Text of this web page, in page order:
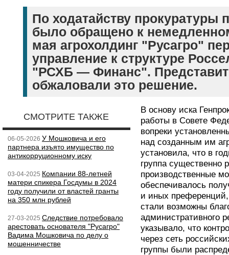
По ходатайству прокуратуры
было обращено к
мая агрохолдинг "Русагро"
управление к структуре
"РСХБ — Финанс".
обжаловали это решение.
СМОТРИТЕ ТАКЖЕ
06-05-2026 У Мошковича и его
партнера изъято имущество по
антикорруционному иску
03-04-2025 Компании 88-летней
матери спикера Госдумы в 2024
году получили от властей гранты
на 350 млн рублей
27-03-2025 Следствие потребовало
арестовать основателя "Русагро"
Вадима Мошковича по делу о
мошенничестве
В основу иска
работы в Совете
вопреки
над созданным им
установила, что в
группа существенно
производственные
обеспечивалось
и иных преференций,
стали возможны
административного
указывало, что
через сеть
группы были